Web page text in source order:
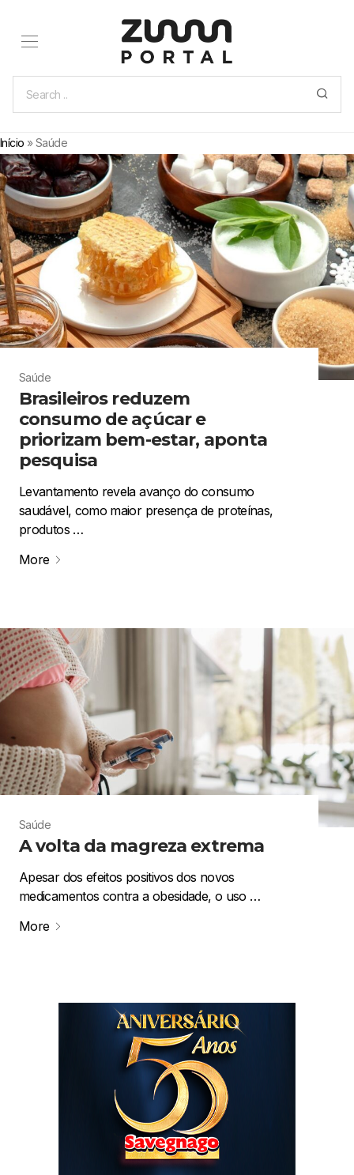
Início »Saúde
Saúde
Brasileiros reduzem
consumo de açúcar e
priorizam bem-estar, aponta
pesquisa
Levantamento revela avanço do consumo
saudável, como maior presença de proteínas,
produtos …
More
Saúde
A volta da magreza extrema
Apesar dos efeitos positivos dos novos
medicamentos contra a obesidade, o uso …
More